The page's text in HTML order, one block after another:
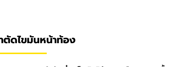
ตัดไขมันหน้าท้อง